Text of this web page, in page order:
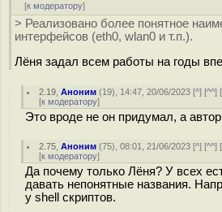
[к модератору]
> Реализовано более понятное
интерфейсов (eth0, wlan0 и т.п.).
Лёня задал всем работы на годы
2.19 ,Аноним (19), 14:47, 20/06/2023 [^] [^^] [
[к модератору]
Это вроде не он придумал, а
2.75 ,Аноним (75), 08:01, 21/06/2023 [^] [^^] [
[к модератору]
Да почему только Лёня? У всех
давать непонятные названия.
у shell скриптов.